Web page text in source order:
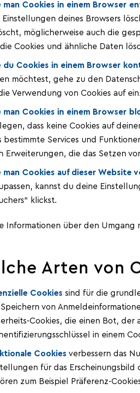
man Cookies in einem Browser
Einstellungen deines Browsers
möglicherweise auch die
Cookies und ähnliche Daten
du Cookies in einem Browser
möchtest, gehe zu den
Verwendung von Cookies auf
man Cookies in einem Browser
dass keine Cookies auf
bestimmte Services und
Erweiterungen, die das Setzen
man Cookies auf dieser Website
kannst du deine
klickst.
Informationen über den Umgang
Arten von
Cookies sind für die
von
Cookies, die einen Bot,
in einem
Cookies verbessern das
für das
zum Beispiel Präferenz-